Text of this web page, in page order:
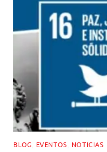
BLOG EVENTOS NOTICIAS